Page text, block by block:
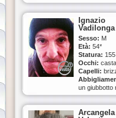
un maglione
blu scuro (lo
stesso della
una camicia
quadretti
neri,
grigi, sandali
marroni e
sportivi di
grigo.
Segni
particolari:
con sé
Ignazio
Vadilonga
Sesso: M
Età: 54*
Statura: 155
Occhi:
Capelli:
un giubbotto
con delle
verdi sulle
maniche,
Arcangela